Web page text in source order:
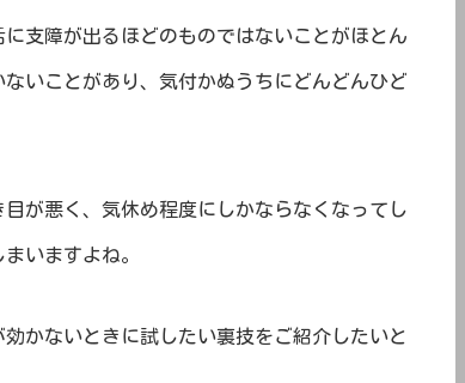
支障が出るほどのものではないことがほとん
いことがあり、気付かぬうちにどんどんひど
が悪く、気休め程度にしかならなくなってし
いますよね。
かないときに試したい裏技をご紹介したいと